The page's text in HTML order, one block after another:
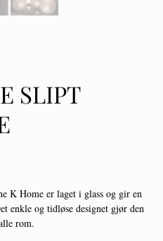
SLIPT
K Home er laget i glass og gir en
enkle og tidløse designet gjør den
rom.